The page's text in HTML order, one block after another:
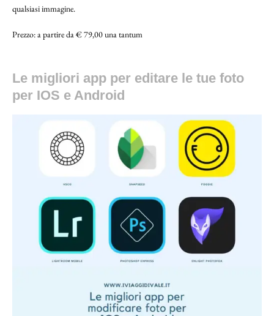
qualsiasi immagine.
Prezzo: a partire da € 79,00 una tantum
Le migliori app per editare le tue foto
per IOS e Android